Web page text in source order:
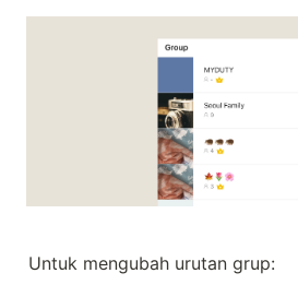
Untuk mengubah urutan grup: